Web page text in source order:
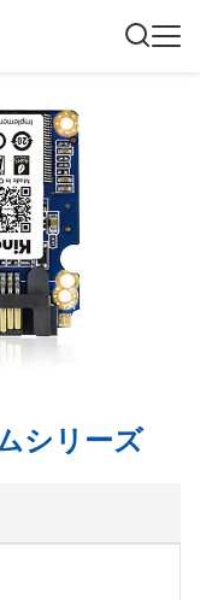
シリーズ